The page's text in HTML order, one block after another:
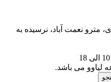
مترو نعمت آباد، نرسیده به
لیاوو می باشد.